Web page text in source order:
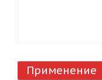
Применение